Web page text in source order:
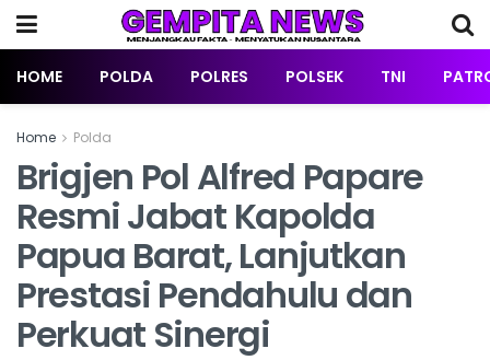
HOME POLDA POLRES POLSEK TNI
Home Polda
‎Brigjen Pol Alfred Papare
Resmi Jabat Kapolda
Papua Barat, Lanjutkan
Prestasi Pendahulu dan
Perkuat Sinergi